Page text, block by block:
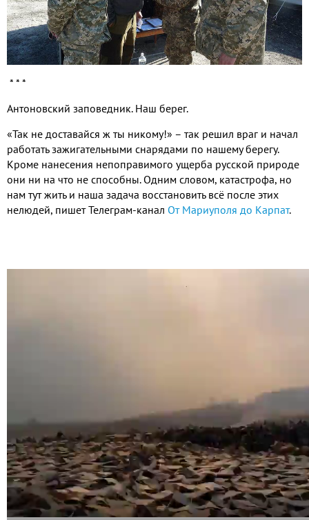
* * *
Антоновский заповедник. Наш берег.
«Так не доставайся ж ты никому!» – так решил враг и начал
работать зажигательными снарядами по нашему берегу.
Кроме нанесения непоправимого ущерба русской природе
они ни на что не способны.Одним словом, катастрофа, но
нам тут жить и наша задача восстановить всё после этих
нелюдей, пишет Телеграм-канал От Мариуполя до Карпат.